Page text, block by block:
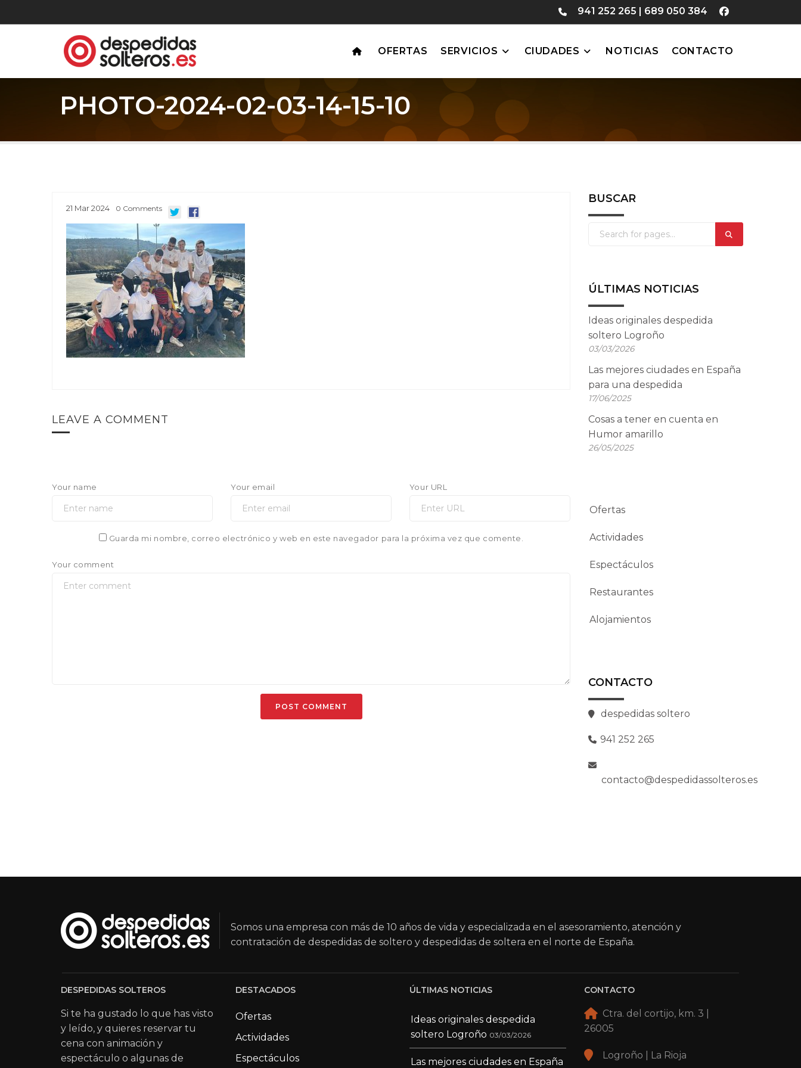
941 252 265 | 689 050 384
OFERTAS SERVICIOS CIUDADES NOTICIAS CONTACTO
PHOTO-2024-02-03-14-15-10
21 Mar2024 0 Comments
LEAVE A COMMENT
Your name Your email Your URL
Guarda mi nombre, correo electrónico y web en este navegador para la próxima vez que comente.
Your comment
BUSCAR
ÚLTIMAS NOTICIAS
Ideas originales despedida
soltero Logroño
03/03/2026
Las mejores ciudades en España
para una despedida
17/06/2025
Cosas a tener en cuenta en
Humor amarillo
26/05/2025
Ofertas
Actividades
Espectáculos
Restaurantes
Alojamientos
CONTACTO
despedidas soltero
941 252 265
contacto@despedidassolteros.es
Somos una empresa con más de 10 años de vida y especializada en el asesoramiento, atención y
contratación de despedidas de soltero y despedidas de soltera en el norte de España.
DESPEDIDAS SOLTEROS
Si te ha gustado lo que has visto
y leído, y quieres reservar tu
cena con animación y
espectáculo o algunas de
DESTACADOS
Ofertas
Actividades
Espectáculos
ÚLTIMAS NOTICIAS
Ideas originales despedida
soltero Logroño 03/03/2026
Las mejores ciudades en España
CONTACTO
Ctra. del cortijo, km. 3 |
26005
Logroño | La Rioja